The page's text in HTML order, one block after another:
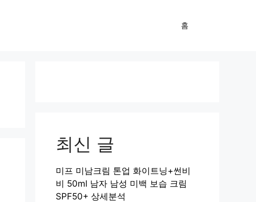
홈
최신 글
미프 미남크림 톤업 화이트닝+썬비
비 50ml 남자 남성 미백 보습 크림
SPF50+ 상세분석